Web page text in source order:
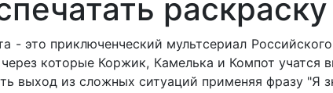
- это приключенческий мультсериал
которые Коржик, Камелька и Компот
выход из сложных ситуаций применяя фразу "Я